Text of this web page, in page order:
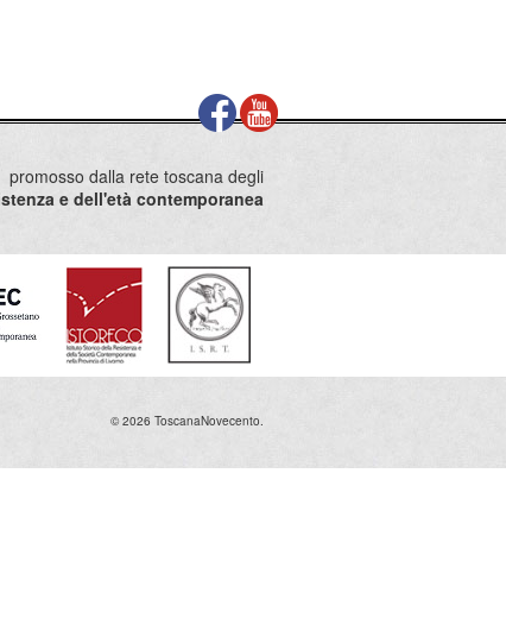
promosso dalla rete toscana degli
e dell'età contemporanea
© 2026 ToscanaNovecento.